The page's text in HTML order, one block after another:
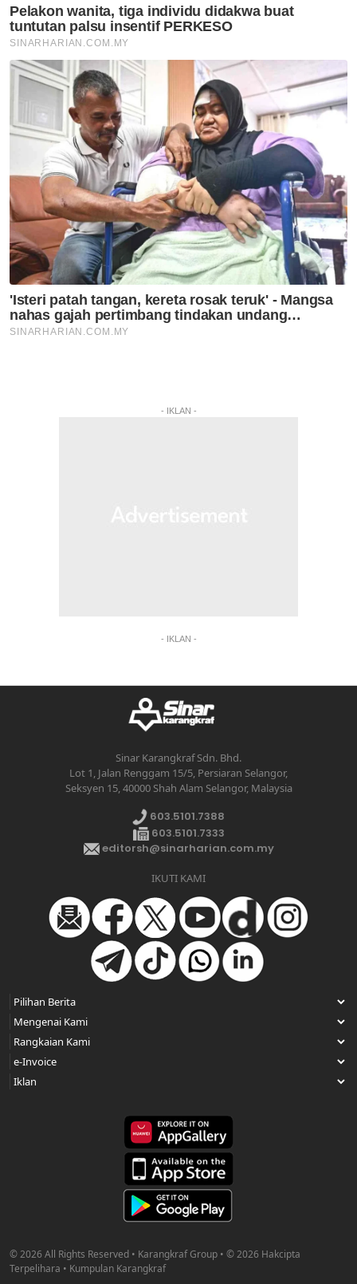
- IKLAN -
- IKLAN -
Sinar Karangkraf Sdn. Bhd.
Lot 1, Jalan Renggam 15/5, Persiaran Selangor,
Seksyen 15, 40000 Shah Alam Selangor, Malaysia
603.5101.7388
603.5101.7333
editorsh@sinarharian.com.my
IKUTI KAMI
© 2026 All Rights Reserved • Karangkraf Group • © 2026 Hakcipta
Terpelihara • Kumpulan Karangkraf